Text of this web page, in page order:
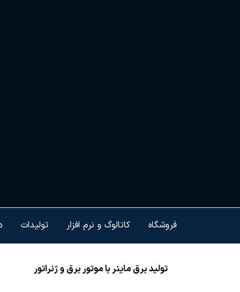
تولیدات کاتالوگ و نرم افزار فروشگاه
تولید برق ماینر با موتور برق و ژنراتور